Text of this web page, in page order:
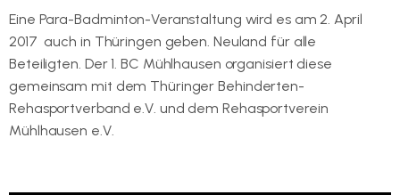
Eine Para-Badminton-Veranstaltung wird es am 2. April
2017 auch in Thüringen geben. Neuland für alle
Beteiligten. Der 1. BC Mühlhausen organisiert diese
gemeinsam mit dem Thüringer Behinderten-
Rehasportverband e.V. und dem Rehasportverein
Mühlhausen e.V.